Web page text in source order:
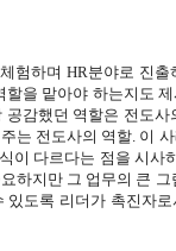
험하며 HR분야로 진출
을 맡아야 하는지도
감했던 역할은 전도사
는 전도사의 역할. 이
이 다르다는 점을 시사
하지만 그 업무의 큰
도록 리더가 촉진자